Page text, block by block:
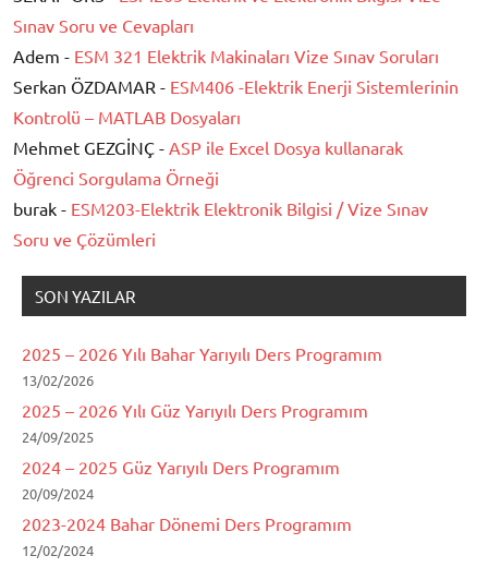
Sınav Soru ve Cevapları
Adem - ESM 321 Elektrik Makinaları Vize Sınav Soruları
Serkan ÖZDAMAR - ESM406 -Elektrik Enerji Sistemlerinin
Kontrolü – MATLAB Dosyaları
Mehmet GEZGİNÇ - ASP ile Excel Dosya kullanarak
Öğrenci Sorgulama Örneği
burak - ESM203-Elektrik Elektronik Bilgisi / Vize Sınav
Soru ve Çözümleri
SON YAZILAR
2025 – 2026 Yılı Bahar Yarıyılı Ders Programım
13/02/2026
2025 – 2026 Yılı Güz Yarıyılı Ders Programım
24/09/2025
2024 – 2025 Güz Yarıyılı Ders Programım
20/09/2024
2023-2024 Bahar Dönemi Ders Programım
12/02/2024